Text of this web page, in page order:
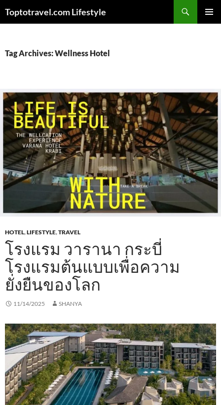
Toptotravel.com Lifestyle
Tag Archives: Wellness Hotel
HOTEL,LIFESTYLE,TRAVEL
โรงแรม วารานา กระบี่
โรงแรมต้นแบบเพื่อความ
ยั่งยืนของโลก
11/14/2025 SHANYA